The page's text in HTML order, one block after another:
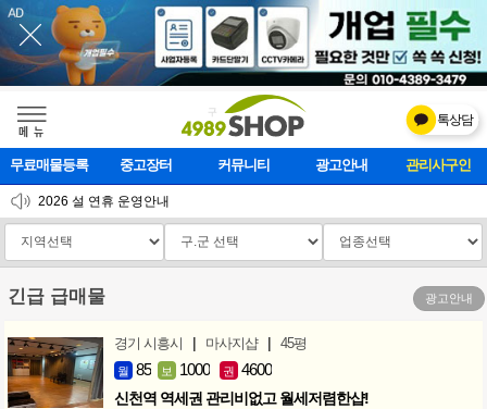
메    뉴
톡상담
무료매물등록 중고장터 커뮤니티 광고안내 마사지클럽
2026 설 연휴 운영안내
[업데이트]모바일 하단 고정메뉴 추가
[업데이트] 개선사항 안내
긴급 급매물 광고안내
경기 시흥시 | 마사지샵 | 45평
월 85 보 1000 권 4600
신천역 역세권 관리비없고 월세저렴한샵!